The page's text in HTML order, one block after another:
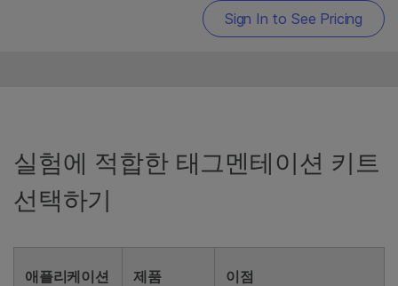
16개 라이브러리용 Illumina RNA Prep
통한 완전한 준비를 위해서는 Illumina
RNA Prep with Enrichment 키트를
Sign In to See Pricing
실험에 적합한 태그멘테이션 키트
선택하기
애플리케이션 제품 이점